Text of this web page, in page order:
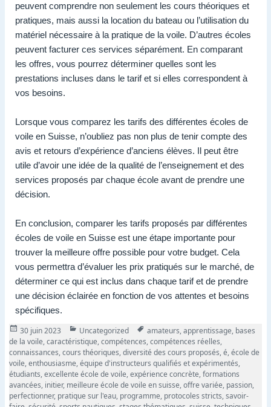
peuvent comprendre non seulement les cours théoriques et
pratiques, mais aussi la location du bateau ou l’utilisation du
matériel nécessaire à la pratique de la voile. D’autres écoles
peuvent facturer ces services séparément. En comparant
les offres, vous pourrez déterminer quelles sont les
prestations incluses dans le tarif et si elles correspondent à
vos besoins.
Lorsque vous comparez les tarifs des différentes écoles de
voile en Suisse, n’oubliez pas non plus de tenir compte des
avis et retours d’expérience d’anciens élèves. Il peut être
utile d’avoir une idée de la qualité de l’enseignement et des
services proposés par chaque école avant de prendre une
décision.
En conclusion, comparer les tarifs proposés par différentes
écoles de voile en Suisse est une étape importante pour
trouver la meilleure offre possible pour votre budget. Cela
vous permettra d’évaluer les prix pratiqués sur le marché, de
déterminer ce qui est inclus dans chaque tarif et de prendre
une décision éclairée en fonction de vos attentes et besoins
spécifiques.
Publié
le
30 juin 2023 Catégories
Uncategorized Tags
amateurs,apprentissage, bases
de la voile,caractéristique,compétences,compétences réelles,
connaissances,cours théoriques,diversité des cours proposés,é,école de
voile,enthousiasme,équipe d'instructeurs qualifiés et expérimentés,
étudiants,excellente école de voile,expérience concrète,formations
avancées, initier, meilleure école de voile en suisse,offre variée, passion,
perfectionner, pratique sur l'eau, programme, protocoles stricts,savoir-